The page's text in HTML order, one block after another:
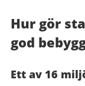
Hur gör
god
Ett av 16